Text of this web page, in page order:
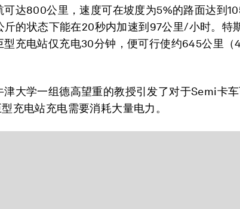
可达800公里，速度可在坡度为5%的路面达到
的状态下能在20秒内加速到97公里/小时。特
型充电站仅充电30分钟，便可行使约645公里（
津大学一组德高望重的教授引发了对于Semi卡
充电站充电需要消耗大量电力。